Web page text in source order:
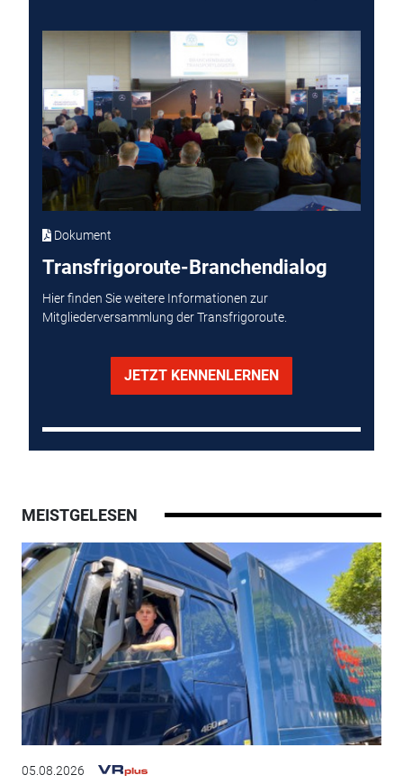
Dokument
Transfrigoroute-Branchendialog
Hier finden Sie weitere Informationen zur
Mitgliederversammlung der Transfrigoroute.
JETZT KENNENLERNEN
MEISTGELESEN
05.08.2026